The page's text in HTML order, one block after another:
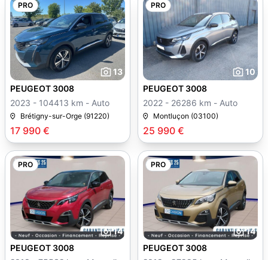
PRO
13
17 990 €
PEUGEOT 3008
2023 - 104413 km - Auto
Brétigny-sur-Orge (91220)
PRO
10
25 990 €
PEUGEOT 3008
2022 - 26286 km - Auto
Montluçon (03100)
PRO
14
PEUGEOT 3008
PRO
14
PEUGEOT 3008